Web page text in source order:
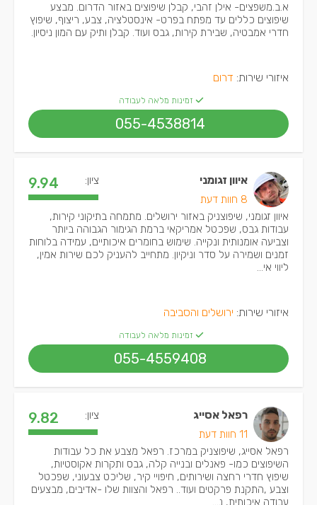
א.ב.משפצים- אילן זהבי, קבלן שיפוצים באזור הדרום. מבצע
שיפוצים כללים עד מפתח בפרט- אינסטלציה, צבע, ריצוף, שיפוץ
חדרי אמבטיה, שבירת קירות, גבס ועוד. קבלן ותיק עם המון ניסיון.
איזורי שירות: דרום
זמינות מלאה לעבודה
055-4538814
איוון זגומני
8 חוות דעת
ציון: 9.94
איוון זגומני, שיפוצניק באזור ירושלים. מתמחה בתיקוני קירות,
עבודות גבס, שפכטל אמריקאי ברמת הגימור הגבוהה ביותר
וצביעה אומנותית ונקייה. שימוש בחומרים איכותיים, עמידה בלוחות
זמנים ושמירה על סדר וניקיון. מתחייב להעניק לכם שירות אמין,
ליווי אי...
איזורי שירות: ירושלים והסביבה
זמינות מלאה לעבודה
055-4559408
רפאל אסייג
11 חוות דעת
ציון: 9.82
רפאל אסייג, שיפוצניק במרכז. רפאל מצבע את כל עבודות
השיפוצים כמו- פאנלים ובנייה קלה, גבס ותקרות אקוסטיות,
שיפוץ חדרי רחצה ושירותים, חיפויי קיר, שליכט צבעוני, שפכטל
וצבע ,התקנת פרקטים ועוד.. רפאל והצוות שלו -אדיבים, מבצעים
עבודה איכותית, נ...